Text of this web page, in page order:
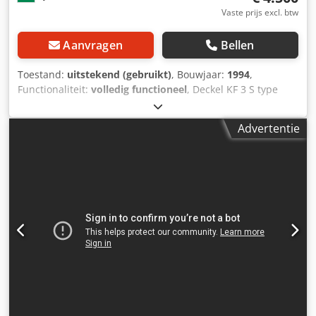
Vaste prijs excl. btw
Aanvragen Bellen
Toestand: uitstekend (gebruikt), Bouwjaar: 1994,
Functionaliteit: volledig functioneel, Deckel KF 3 S type
kopieerfreesmachine Zeer goede staat Chjdpfx Ajv E Rw
Seh Uea
Advertentie